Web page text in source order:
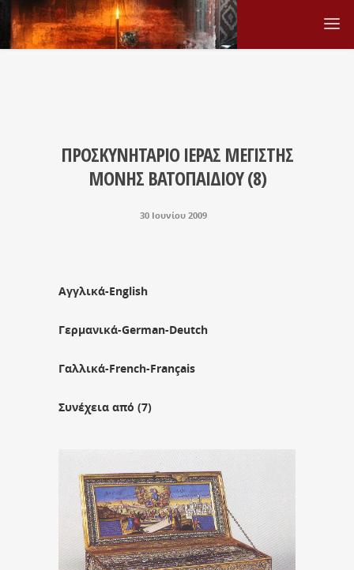
ΠΡΟΣΚΥΝΗΤΑΡΙΟ ΙΕΡΑΣ ΜΕΓΙΣΤΗΣ
ΜΟΝΗΣ ΒΑΤΟΠΑΙΔΙΟΥ (8)
30 Ιουνίου 2009
Αγγλικά-English
Γερμανικά-German-Deutch
Γαλλικά-French-Français
Συνέχεια από (7)